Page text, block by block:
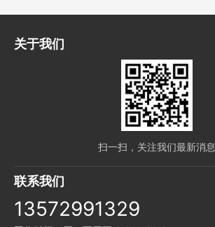
关于我们
扫一扫，关注我们最新消息
联系我们
13572991329